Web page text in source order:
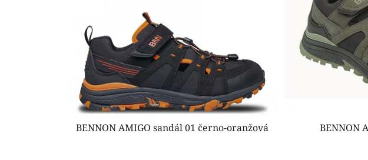
BENNON AMIGO sandál 01 černo-oranžová BENNON